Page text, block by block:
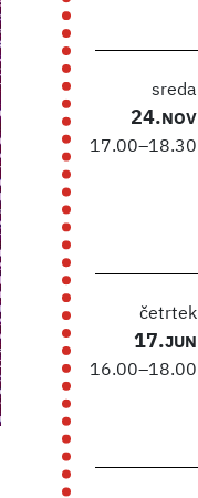
sreda
24. NOV
17.00–18.30
četrtek
17.JUN
16.00–18.00